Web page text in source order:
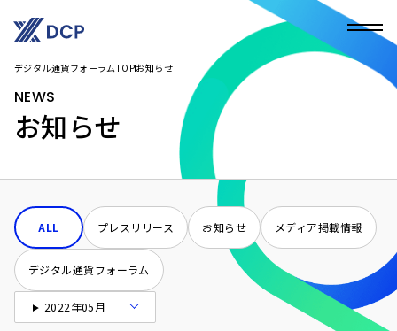
デジタル通貨フォーラムTOPお知らせ
NEWS
お知らせ
ALL プレスリリース お知らせ メディア掲載情報
デジタル通貨フォーラム
2022年05月